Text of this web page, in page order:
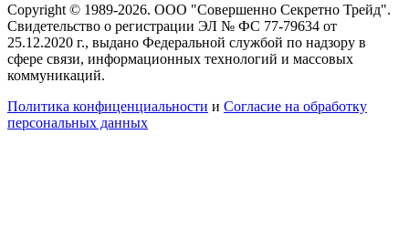
Copyright © 1989-2026. ООО "Совершенно Секретно Трейд".
Свидетельство о регистрации ЭЛ № ФС 77-79634 от
25.12.2020 г., выдано Федеральной службой по надзору в
сфере связи, информационных технологий и массовых
коммуникаций.
Политика конфиценциальности и Согласие на обработку
персональных данных